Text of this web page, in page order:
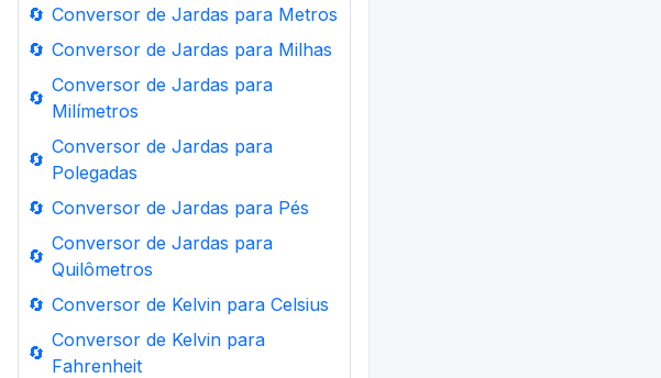
🔄 Conversor de Jardas para Metros
🔄 Conversor de Jardas para Milhas
🔄
Conversor de Jardas para
Milímetros
🔄
Conversor de Jardas para
Polegadas
🔄 Conversor de Jardas para Pés
🔄
Conversor de Jardas para
Quilômetros
🔄 Conversor de Kelvin para Celsius
🔄
Conversor de Kelvin para
Fahrenheit